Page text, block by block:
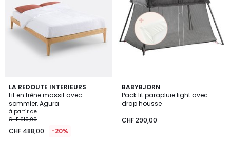
LA REDOUTE INTERIEURS
Lit en frêne massif avec
sommier, Agura
à partir de
CHF 610,00
CHF 488,00 -20%
4,4
/ 5
2
Couleurs
BABYBJORN
Pack lit parapluie light avec
drap housse
CHF 290,00
4,9
/ 5